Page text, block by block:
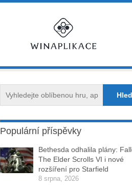
Populární příspěvky
Bethesda odhalila plány:
The Elder Scrolls VI i nové
rozšíření pro Starfield
8 srpna, 2026